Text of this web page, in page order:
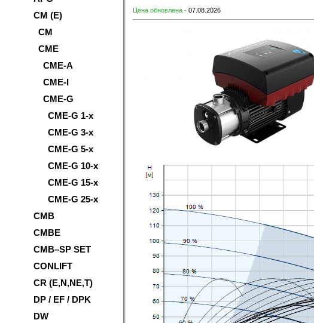
CM (E)
CM
CME
CME-A
CME-I
CME-G
CME-G 1-x
CME-G 3-x
CME-G 5-x
CME-G 10-x
CME-G 15-x
CME-G 25-x
CMB
CMBE
CMB–SP SET
CONLIFT
CR (E,N,NE,T)
DP / EF / DPK
DW
Цена обновлена - 07.08.2026